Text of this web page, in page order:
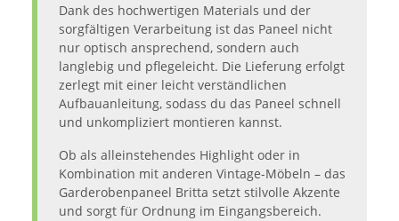
Dank des hochwertigen Materials und der
sorgfältigen Verarbeitung ist das Paneel nicht
nur optisch ansprechend, sondern auch
langlebig und pflegeleicht. Die Lieferung erfolgt
zerlegt mit einer leicht verständlichen
Aufbauanleitung, sodass du das Paneel schnell
und unkompliziert montieren kannst.
Ob als alleinstehendes Highlight oder in
Kombination mit anderen Vintage-Möbeln – das
Garderobenpaneel Britta setzt stilvolle Akzente
und sorgt für Ordnung im Eingangsbereich.